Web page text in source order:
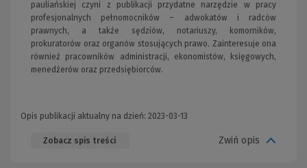
pauliańskiej czyni z publikacji przydatne narzędzie w pracy
profesjonalnych pełnomocników – adwokatów i radców
prawnych, a także sędziów, notariuszy, komorników,
prokuratorów oraz organów stosujących prawo. Zainteresuje ona
również pracowników administracji, ekonomistów, księgowych,
menedżerów oraz przedsiębiorców.
Opis publikacji aktualny na dzień: 2023-03-13
Zobacz spis treści Zwiń opis